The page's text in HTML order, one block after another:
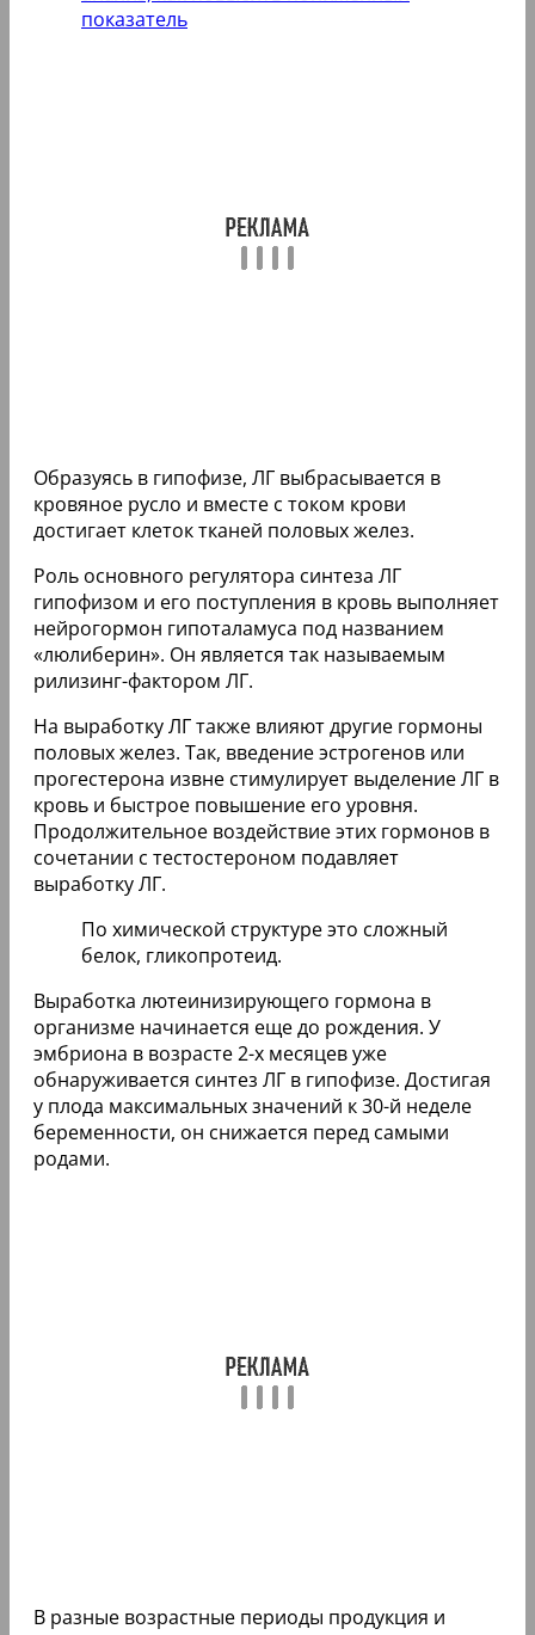
показатель
Образуясь в гипофизе, ЛГ выбрасывается в
кровяное русло и вместе с током крови
достигает клеток тканей половых желез.
Роль основного регулятора синтеза ЛГ
гипофизом и его поступления в кровь выполняет
нейрогормон гипоталамуса под названием
«люлиберин». Он является так называемым
рилизинг-фактором ЛГ.
На выработку ЛГ также влияют другие гормоны
половых желез. Так, введение эстрогенов или
прогестерона извне стимулирует выделение ЛГ в
кровь и быстрое повышение его уровня.
Продолжительное воздействие этих гормонов в
сочетании с тестостероном подавляет
выработку ЛГ.
По химической структуре это сложный
белок, гликопротеид.
Выработка лютеинизирующего гормона в
организме начинается еще до рождения. У
эмбриона в возрасте 2-х месяцев уже
обнаруживается синтез ЛГ в гипофизе. Достигая
у плода максимальных значений к 30-й неделе
беременности, он снижается перед самыми
родами.
В разные возрастные периоды продукция и